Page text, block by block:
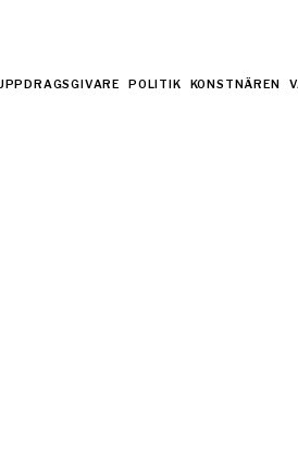
POLITIK KONSTNÄREN